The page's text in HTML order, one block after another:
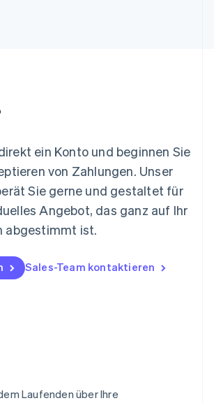
ein Konto und beginnen Sie
von Zahlungen. Unser
Sie gerne und gestaltet für
Angebot, das ganz auf Ihr
abgestimmt ist.
Sales-Team kontaktieren
Laufenden über Ihre